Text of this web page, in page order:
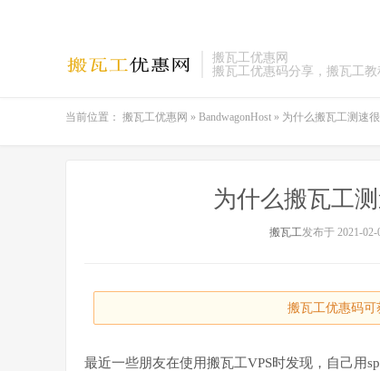
搬瓦工优惠网
搬瓦工优惠码分享，搬瓦工教
当前位置： 搬瓦工优惠网 » BandwagonHost » 为什么搬瓦工测速
为什么搬瓦工
搬瓦工发布于 2021-02-
搬瓦工优惠码可
最近一些朋友在使用搬瓦工VPS时发现，自己用